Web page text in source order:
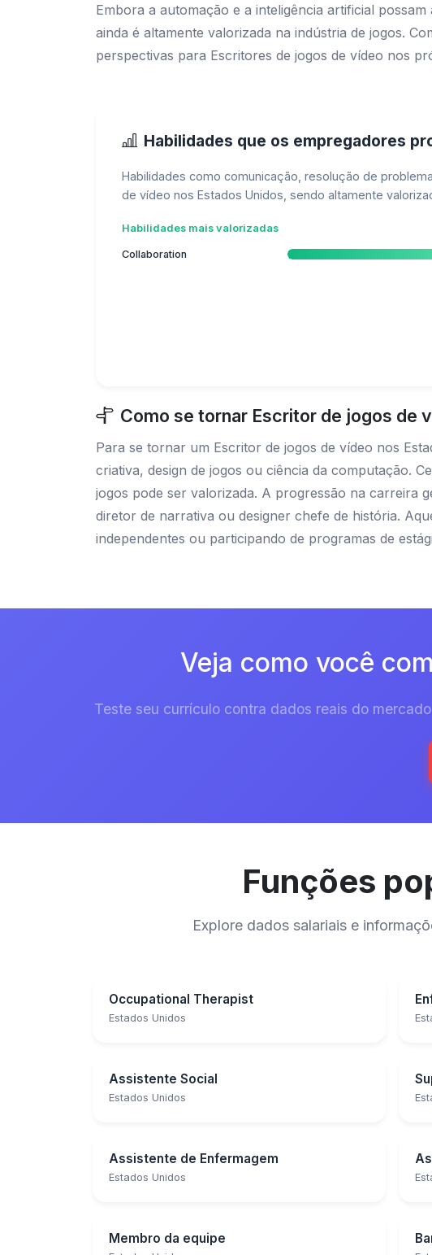
Embora a automação e a inteligência artificial
ainda é altamente valorizada na indústria de jogos.
perspectivas para Escritores de jogos de vídeo nos
Habilidades que os empregadores
Habilidades como comunicação, resolução de
de vídeo nos Estados Unidos, sendo altamente
Habilidades mais valorizadas
Collaboration
Como se tornar Escritor de jogos de
Para se tornar um Escritor de jogos de vídeo nos
criativa, design de jogos ou ciência da computação.
jogos pode ser valorizada. A progressão na carreira
diretor de narrativa ou designer chefe de história.
independentes ou participando de programas de
Veja como você
Teste seu currículo contra dados reais do
Funções
Explore dados salariais e
Occupational Therapist
Estados Unidos
Assistente Social
Estados Unidos
Assistente de Enfermagem
Estados Unidos
Membro da equipe